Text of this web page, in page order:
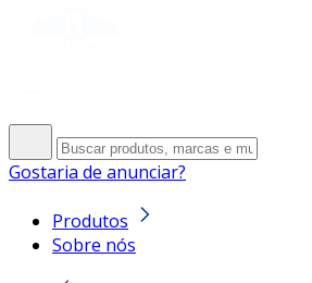
Gostaria de anunciar?
Produtos
Sobre nós